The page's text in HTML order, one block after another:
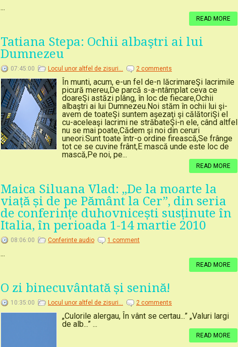
...
READ MORE
Tatiana Stepa: Ochii albaştri ai lui
Dumnezeu
07:45:00 Locul unor altfel de zisuri... 2 comments
În munti, acum, e-un fel de-n lăcrimareŞi lacrimile
picură mereu,De parcă s-a-ntâmplat ceva ce
doareŞi astăzi plâng, în loc de fiecare,Ochii
albaştri ai lui Dumnezeu.Noi stăm în ochii lui şi-
avem de toateŞi suntem aşezaţi şi călătoriŞi el
cu-aceleaşi lacrimi ne străbateŞi-n ele, când altfel
nu se mai poate,Cădem şi noi din ceruri
uneori.Sunt toate într-o ordine firească,Se frânge
tot ce se cuvine frânt,E mască unde este loc de
mască,Pe noi, pe...
READ MORE
Maica Siluana Vlad: „De la moarte la
viață și de pe Pământ la Cer”, din seria
de conferințe duhovnicești susținute în
Italia, în perioada 1-14 martie 2010
08:06:00 Conferinte audio 1 comment
...
READ MORE
O zi binecuvântată și senină!
10:35:00 Locul unor altfel de zisuri... 2 comments
„Culorile alergau, În vânt se certau...” „Valuri largi
de alb...” ...
READ MORE